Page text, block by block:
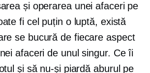
și operarea unei afaceri pe
fi cel puțin o luptă, există
se bucură de fiecare aspect
afaceri de unul singur. Ce îi
și să nu-și piardă aburul pe